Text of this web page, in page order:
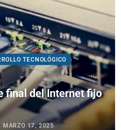
TECNOLÓGICO
final del Internet fijo
MARZO 17, 2025